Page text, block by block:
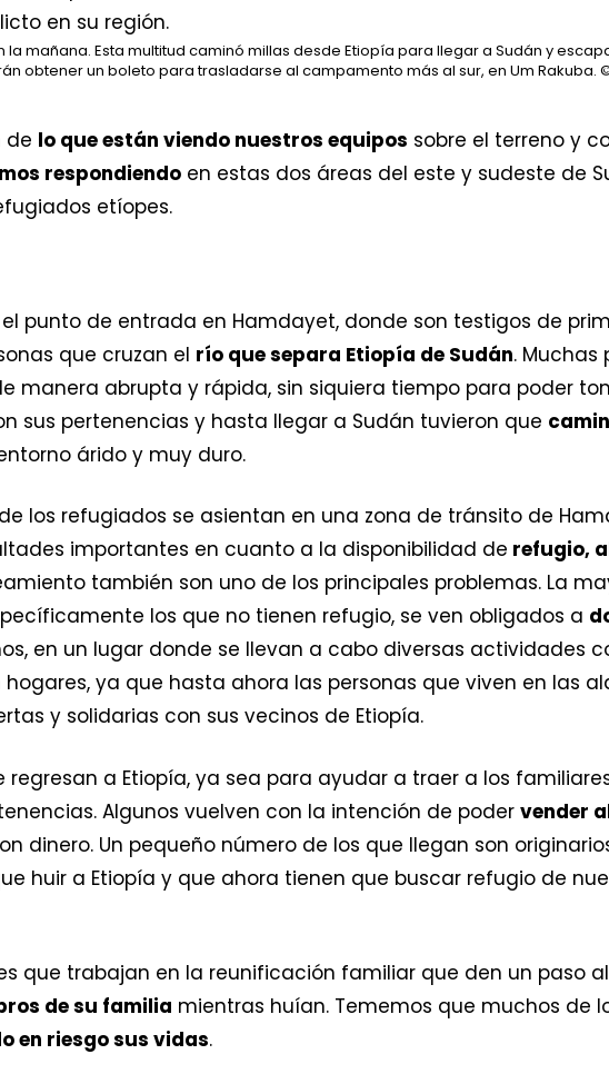
mañana. Esta multitud caminó millas desde Etiopía para llegar a Sudán y
obtener un boleto para trasladarse al campamento más al sur, en Um Rakuba.
de lo que están viendo nuestros equipos sobre el terreno y
respondiendo en estas dos áreas del este y sudeste de
etíopes.
el punto de entrada en Hamdayet, donde son testigos de
que cruzan el río que separa Etiopía de Sudán. Muchas
manera abrupta y rápida, sin siquiera tiempo para poder
sus pertenencias y hasta llegar a Sudán tuvieron que
árido y muy duro.
los refugiados se asientan en una zona de tránsito de
importantes en cuanto a la disponibilidad de refugio,
también son uno de los principales problemas. La
los que no tienen refugio, se ven obligados a
en un lugar donde se llevan a cabo diversas actividades
ya que hasta ahora las personas que viven en las
y solidarias con sus vecinos de Etiopía.
a Etiopía, ya sea para ayudar a traer a los
Algunos vuelven con la intención de poder vender
dinero. Un pequeño número de los que llegan son
huir a Etiopía y que ahora tienen que buscar refugio de
que trabajan en la reunificación familiar que den un paso
de su familia mientras huían. Tememos que muchos de
en riesgo sus vidas.